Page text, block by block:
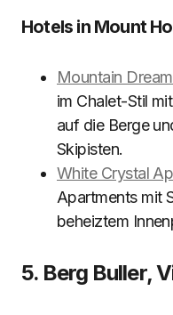
Hotels in Mount
Mountain
im Chalet-Stil
auf die Berge
Skipisten.
White Crystal
Apartments mit
beheiztem
5. Berg Buller,